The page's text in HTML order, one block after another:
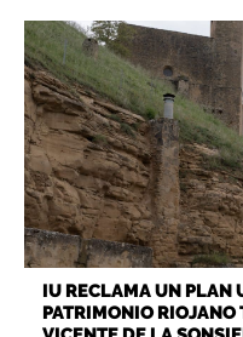
IU RECLAMA UN PLAN
PATRIMONIO RIOJANO